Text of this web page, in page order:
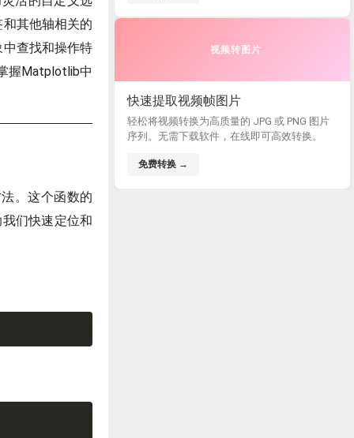
其他轴相关的
查找和操作特
握Matplotlib中
。这个函数的
们快速定位和
视频转图片
快速提取视频帧图片
轻松将视频转换为高质量的 JPG 或 PNG 图片
序列。无需下载软件，在线即可高效转换。
免费转换 →